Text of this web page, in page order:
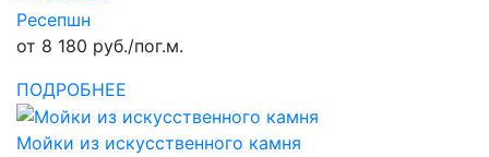
Ресепшн
от 8 180 руб./пог.м.
ПОДРОБНЕЕ
Мойки из искусственного камня